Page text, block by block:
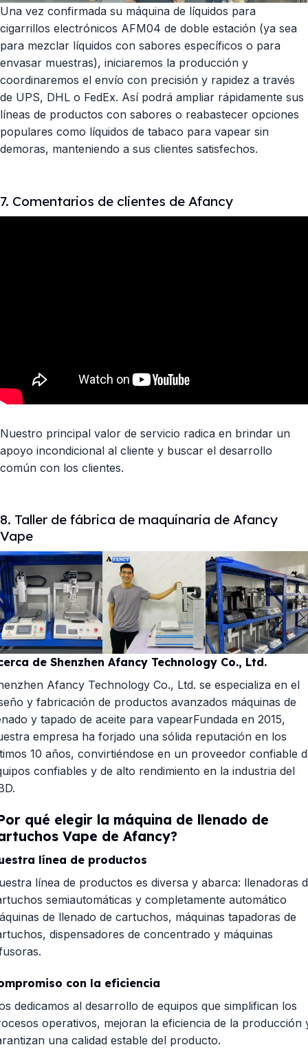
Una vez confirmada su máquina de líquidos para
cigarrillos electrónicos AFM04 de doble estación (ya sea
para mezclar líquidos con sabores específicos o para
envasar muestras), iniciaremos la producción y
coordinaremos el envío con precisión y rapidez a través
de UPS, DHL o FedEx. Así podrá ampliar rápidamente sus
líneas de productos con sabores o reabastecer opciones
populares como líquidos de tabaco para vapear sin
demoras, manteniendo a sus clientes satisfechos.
7. Comentarios de clientes de Afancy
Nuestro principal valor de servicio radica en brindar un
apoyo incondicional al cliente y buscar el desarrollo
común con los clientes.
8. Taller de fábrica de maquinaria de Afancy
Vape
de Shenzhen Afancy Technology Co., Ltd.
Afancy Technology Co., Ltd. se especializa en el
y fabricación de productos avanzados máquinas de
y tapado de aceite para vapearFundada en 2015,
empresa ha forjado una sólida reputación en los
10 años, convirtiéndose en un proveedor confiable
confiables y de alto rendimiento en la industria del
qué elegir la máquina de llenado de
Vape de Afancy?
línea de productos
línea de productos es diversa y abarca: llenadoras
semiautomáticas y completamente automático
de llenado de cartuchos, máquinas tapadoras de
dispensadores de concentrado y máquinas
con la eficiencia
dedicamos al desarrollo de equipos que simplifican los
operativos, mejoran la eficiencia de la producción
una calidad estable del producto.